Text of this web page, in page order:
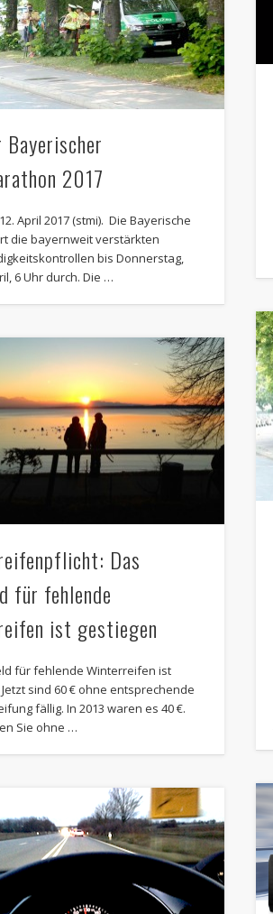
2017
April 2017 (stmi). Die Bayerische
die bayernweit verstärkten
bis Donnerstag,
6 Uhr durch. Die …
Das
für fehlende
ist gestiegen
für fehlende Winterreifen ist
sind 60 € ohne entsprechende
fällig. In 2013 waren es 40 €.
Sie ohne …